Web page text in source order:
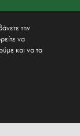
την
να
και να τα